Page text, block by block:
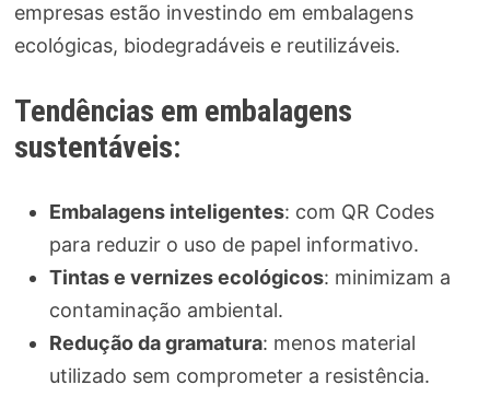
empresas estão investindo em embalagens
ecológicas, biodegradáveis e reutilizáveis.
Tendências em embalagens
sustentáveis:
Embalagens inteligentes: com QR Codes
para reduzir o uso de papel informativo.
Tintas e vernizes ecológicos: minimizam a
contaminação ambiental.
Redução da gramatura: menos material
utilizado sem comprometer a resistência.